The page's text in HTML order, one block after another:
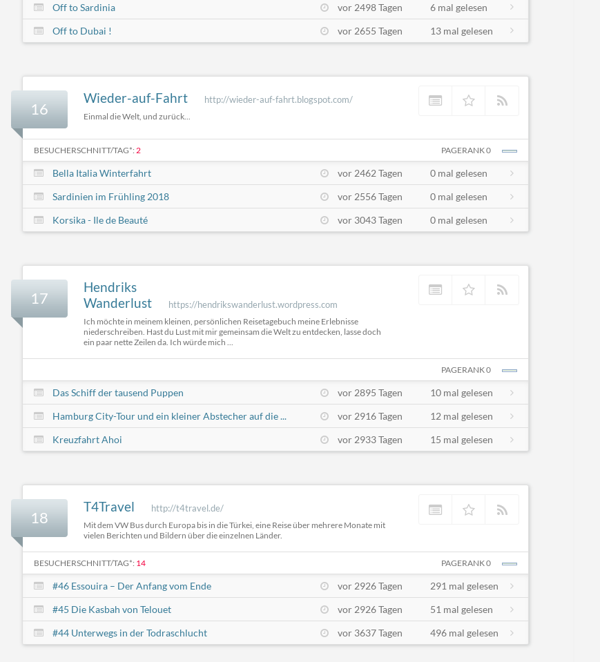
Off to Sardinia
vor 2498 Tagen
6 mal gelesen
Off to Dubai !
vor 2655 Tagen 13 mal gelesen
16
Wieder-auf-Fahrt http://wieder-auf-fahrt.blogspot.com/
Einmal die Welt, und zurück...
BESUCHERSCHNITT/TAG*: 2 PAGERANK 0
Bella Italia Winterfahrt vor 2462 Tagen
0 mal gelesen
Sardinien im Frühling 2018
vor 2556 Tagen
0 mal gelesen
Korsika - Ile de Beauté
vor 3043 Tagen 0 mal gelesen
17
Hendriks
Wanderlust
https://hendrikswanderlust.wordpress.com
Ich möchte in meinem kleinen, persönlichen Reisetagebuch meine Erlebnisse
niederschreiben. Hast du Lust mit mir gemeinsam die Welt zu entdecken, lasse doch
ein paar nette Zeilen da. Ich würde mich ...
PAGERANK 0
Das Schiff der tausend Puppen vor 2895 Tagen
10 mal gelesen
Hamburg City-Tour und ein kleiner Abstecher auf die ...
vor 2916 Tagen
12 mal gelesen
Kreuzfahrt Ahoi
vor 2933 Tagen 15 mal gelesen
18
T4Travel http://t4travel.de/
Mit dem VW Bus durch Europa bis in die Türkei, eine Reise über mehrere Monate mit
vielen Berichten und Bildern über die einzelnen Länder.
BESUCHERSCHNITT/TAG*: 14 PAGERANK 0
#46 Essouira – Der Anfang vom Ende vor 2926 Tagen
291 mal gelesen
#45 Die Kasbah von Telouet
vor 2926 Tagen
51 mal gelesen
#44 Unterwegs in der Todraschlucht
vor 3637 Tagen 496 mal gelesen